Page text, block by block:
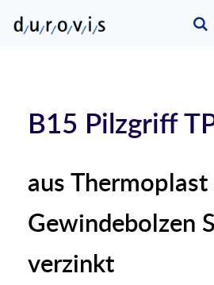
B15 Pilzgriff
aus Thermoplast
Gewindebolzen
verzinkt